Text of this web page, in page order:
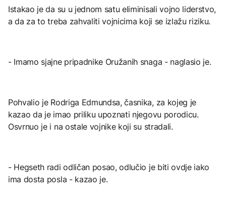
Istakao je da su u jednom satu eliminisali vojno liderstvo,
a da za to treba zahvaliti vojnicima koji se izlažu riziku.
- Imamo sjajne pripadnike Oružanih snaga - naglasio je.
Pohvalio je Rodriga Edmundsa, časnika, za kojeg je
kazao da je imao priliku upoznati njegovu porodicu.
Osvrnuo je i na ostale vojnike koji su stradali.
- Hegseth radi odličan posao, odlučio je biti ovdje iako
ima dosta posla - kazao je.